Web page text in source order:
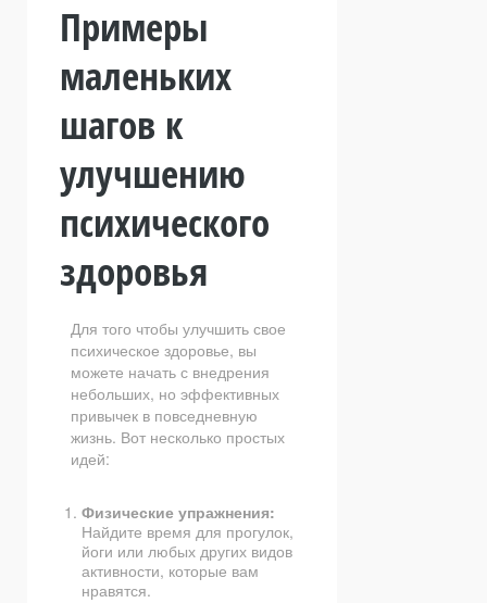
Примеры
маленьких
шагов к
улучшению
психического
здоровья
Для того чтобы улучшить свое
психическое здоровье, вы
можете начать с внедрения
небольших, но эффективных
привычек в повседневную
жизнь. Вот несколько простых
идей:
Физические упражнения:
Найдите время для прогулок,
йоги или любых других видов
активности, которые вам
нравятся.